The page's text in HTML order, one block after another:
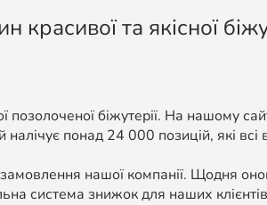
та якісної
біжутерії. На нашому
понад 24 000 позицій, які всі
нашої компанії. Щодня
система знижок для наших